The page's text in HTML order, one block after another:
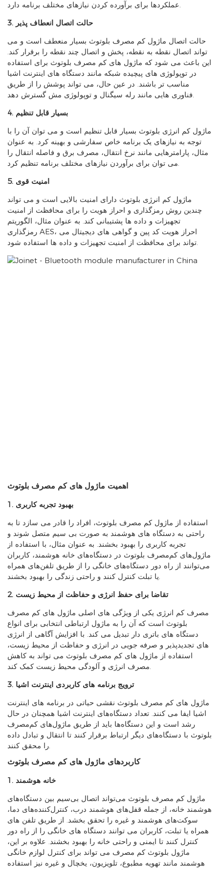
عملکردها برای برآورده کردن نیازهای مختلف برنامه دارد.
3. حالت اتصال انعطاف پذیر
حالت اتصال ماژول کم مصرف بلوتوث بسیار منعطف است و می
تواند اتصال نقطه به نقطه، پخش و اتصال چند نقطه را برقرار کند.
این باعث می شود که ماژول های کم مصرف بلوتوث برای استفاده
در توپولوژی های پیچیده شبکه مانند دستگاه های اینترنت اشیا
مناسب تر باشند. در عین حال، می تواند پوشش را از طریق
فناوری هایی مانند رله سیگنال و توپولوژی مش گسترش دهد.
4. بسیار قابل تنظیم
ماژول کم انرژی بلوتوث بسیار قابل تنظیم است و می توان آن را با
توجه به نیازهای یک برنامه خاص سفارشی و بهینه کرد. به عنوان
مثال، پارامترهایی مانند نرخ انتقال، مصرف برق و فاصله انتقال را
می توان برای برآوردن نیازهای مختلف برنامه تنظیم کرد.
5. امنیت قوی
ماژول کم انرژی بلوتوث دارای امنیت بالایی است و می تواند
چندین روش رمزگذاری و احراز هویت را برای محافظت از امنیت
تجهیزات و داده ها پشتیبانی کند. به عنوان مثال، الگوریتم
رمزگذاری AES، احراز هویت کد پین و گواهی های دیجیتال می
تواند برای محافظت از امنیت تجهیزات و داده ها استفاده شود.
اهمیت ماژول های کم مصرف بلوتوث
1. بهبود تجربه کاربری
استفاده از ماژول کم مصرف بلوتوث، افراد را قادر می سازد تا به
راحتی به دستگاه های هوشمند به صورت بی سیم متصل شوند و
تجربه کاربری را بهبود بخشند. به عنوان مثال، با استفاده از
ماژول‌های کم‌مصرف بلوتوث در دستگاه‌های خانه هوشمند، کاربران
می‌توانند از راه دور دستگاه‌های خانگی را از طریق تلفن‌های همراه
یا تبلت کنترل کنند و راحتی زندگی را بهبود بخشند.
2. تقاضا برای حفظ انرژی و حفاظت از محیط زیست
مصرف کم انرژی یکی از ویژگی های اصلی ماژول های کم مصرف
بلوتوث است که آن را به ماژول ارتباطی انتخابی برای انواع
دستگاه های باتری دار تبدیل می کند. با افزایش آگاهی از انرژی
های تجدیدپذیر و صرفه جویی در انرژی و حفاظت از محیط زیست،
استفاده از ماژول های کم مصرف بلوتوث می تواند به کاهش
مصرف انرژی و آلودگی محیط زیست کمک کند.
3. ترویج برنامه های کاربردی اینترنت اشیا
ماژول های کم مصرف بلوتوث نقشی حیاتی در برنامه های اینترنت
اشیا ایفا می کنند. تعداد دستگاه‌های اینترنت اشیا همچنان در حال
رشد است و این دستگاه‌ها باید از طریق ماژول‌های کم‌مصرف
بلوتوث با دستگاه‌های دیگر ارتباط برقرار کنند تا انتقال و تبادل داده
را محقق کنند.
کاربردهای ماژول های کم مصرف بلوتوث
1. خانه هوشمند
ماژول کم مصرف بلوتوث می‌تواند اتصال بی‌سیم بین دستگاه‌های
هوشمند خانه، از جمله قفل‌های هوشمند درب، کنترل‌کننده‌های دما،
سوکت‌های هوشمند و غیره را تحقق بخشد. از طریق تلفن های
همراه یا تبلت، کاربران می توانند دستگاه های خانگی را از راه دور
کنترل کنند تا ایمنی و راحتی خانه را بهبود بخشند. علاوه بر این،
ماژول بلوتوث کم مصرف می تواند برای کنترل لوازم خانگی
هوشمند مانند تهویه مطبوع، تلویزیون، یخچال و غیره نیز استفاده